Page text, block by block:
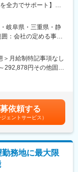
す！
～2カ月に一度の面談
期的な視点での相談
目標を定めやすい環
営を行っているから
分です。
月時点）：
率6%
全力でサポート】
メーカー等業務を委
メーカーなど様々な
の情報提供や販売を
のトレーニングサポ
特徴で、医療の現場
品の効果や副作用な
岐阜県・三重県・静
：会社の定める事業
＞月給制特記事項なし
292,878円その他固定
補足＞業績に応じて
金額であり、選考を
)は固定手当を含めた
依頼する
ジェントサービス）
勤務地に最大限